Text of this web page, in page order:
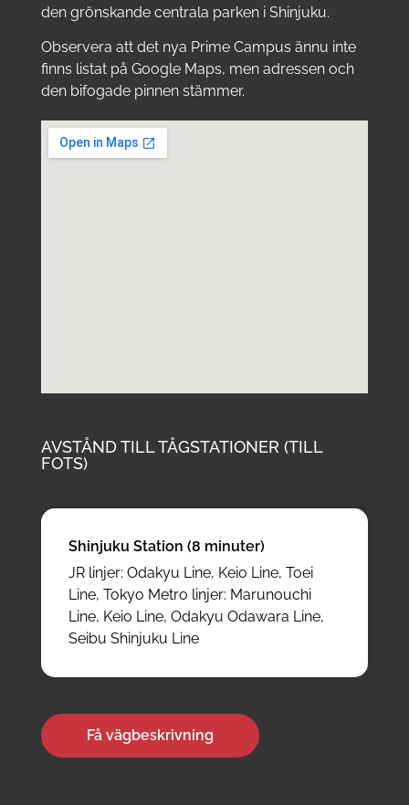
den grönskande centrala parken i Shinjuku.
Observera att det nya Prime Campus ännu inte
finns listat på Google Maps, men adressen och
den bifogade pinnen stämmer.
AVSTÅND TILL TÅGSTATIONER (TILL
FOTS)
Shinjuku Station (8 minuter)
JR linjer: Odakyu Line, Keio Line, Toei
Line, Tokyo Metro linjer: Marunouchi
Line, Keio Line, Odakyu Odawara Line,
Seibu Shinjuku Line
Få vägbeskrivning